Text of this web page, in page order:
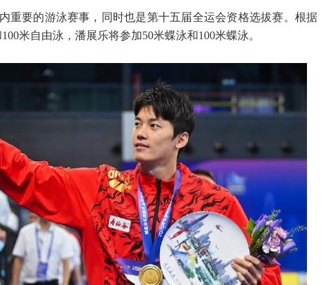
重要的游泳赛事，同时也是第十五届全运会资格选拔赛。根据
米自由泳，潘展乐将参加50米蝶泳和100米蝶泳。